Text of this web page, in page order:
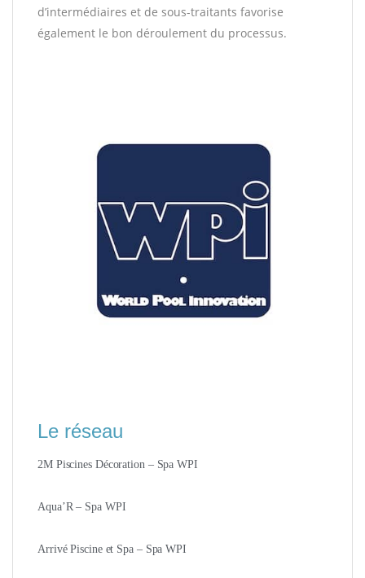
d’intermédiaires et de sous-traitants favorise
également le bon déroulement du processus.
Le réseau
2M Piscines Décoration – Spa WPI
Aqua’R – Spa WPI
Arrivé Piscine et Spa – Spa WPI